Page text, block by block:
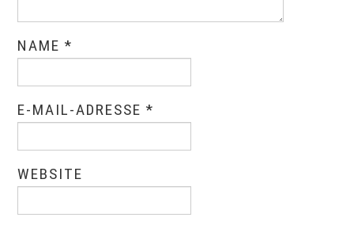
NAME*
E-MAIL-ADRESSE*
WEBSITE